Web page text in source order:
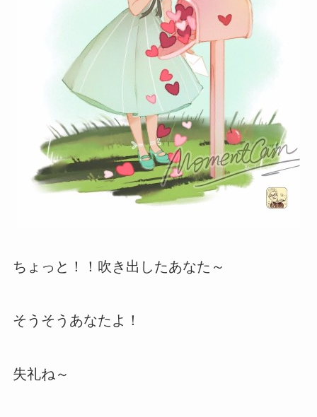
ちょっと！！吹き出したあなた～
そうそうあなたよ！
失礼ね～